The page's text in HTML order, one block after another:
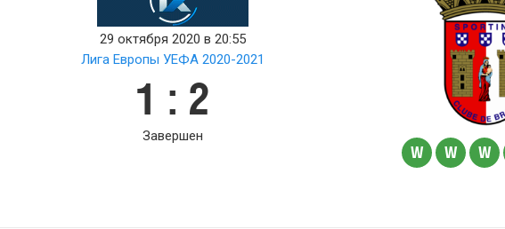
29 октября 2020 в 20:55
Лига Европы УЕФА 2020-2021
1 : 2
Завершен
W W W